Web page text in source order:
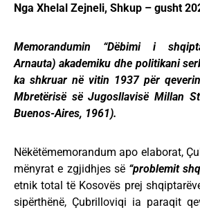
Nga Xhelal Zejneli, Shkup – gusht
Memorandumin “Dëbimi i
Arnauta) akademiku dhe politikani
ka shkruar në vitin 1937 për
Mbretërisë së Jugosllavisë Millan
Buenos-Aires, 1961).
Nëkëtëmemorandum apo elaborat,
mënyrat e zgjidhjes së “problemit
etnik total të Kosovës prej
sipërthënë, Çubrilloviqi ia paraqit